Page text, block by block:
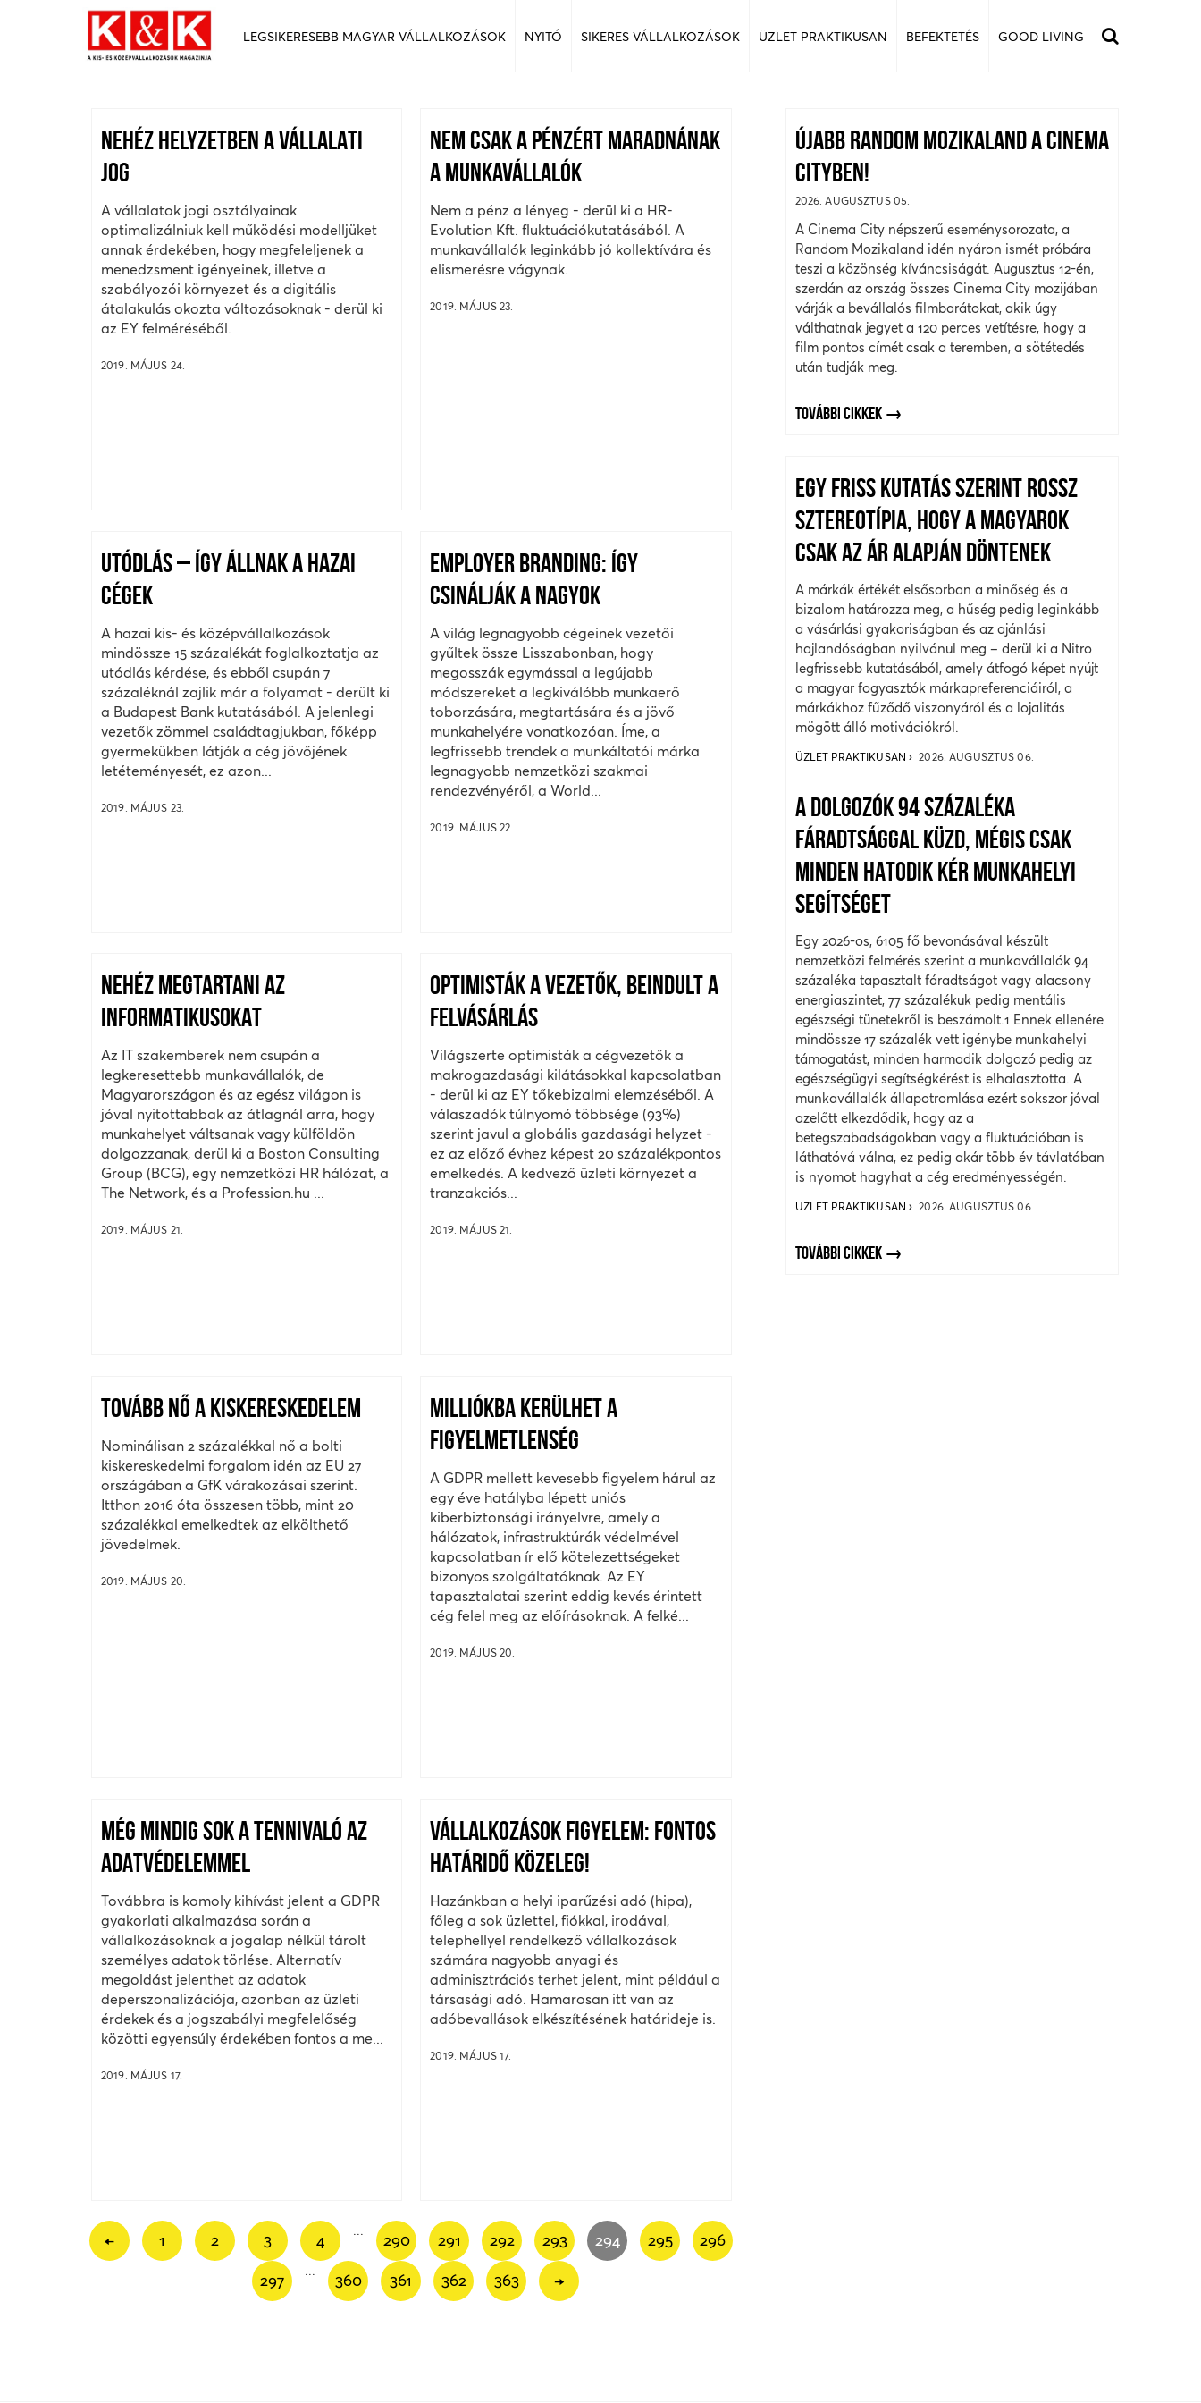
LEGSIKERESEBB MAGYAR VÁLLALKOZÁSOK NYITÓ SIKERES VÁLLALKOZÁSOK ÜZLET PRAKTIKUSAN BEFEKTETÉS GOOD LIVING
NEHÉZ HELYZETBEN A VÁLLALATI
JOG
A vállalatok jogi osztályainak
optimalizálniuk kell működési modelljüket
annak érdekében, hogy megfeleljenek a
menedzsment igényeinek, illetve a
szabályozói környezet és a digitális
átalakulás okozta változásoknak - derül ki
az EY felméréséből.
2019. MÁJUS 24.
NEM CSAK A PÉNZÉRT MARADNÁNAK
A MUNKAVÁLLALÓK
Nem a pénz a lényeg - derül ki a HR-
Evolution Kft. fluktuációkutatásából. A
munkavállalók leginkább jó kollektívára és
elismerésre vágynak.
2019. MÁJUS 23.
UTÓDLÁS – ÍGY ÁLLNAK A HAZAI
CÉGEK
A hazai kis- és középvállalkozások
mindössze 15 százalékát foglalkoztatja az
utódlás kérdése, és ebből csupán 7
százaléknál zajlik már a folyamat - derült ki
a Budapest Bank kutatásából. A jelenlegi
vezetők zömmel családtagjukban, főképp
gyermekükben látják a cég jövőjének
letéteményesét, ez azon...
2019. MÁJUS 23.
EMPLOYER BRANDING: ÍGY
CSINÁLJÁK A NAGYOK
A világ legnagyobb cégeinek vezetői
gyűltek össze Lisszabonban, hogy
megosszák egymással a legújabb
módszereket a legkiválóbb munkaerő
toborzására, megtartására és a jövő
munkahelyére vonatkozóan. Íme, a
legfrissebb trendek a munkáltatói márka
legnagyobb nemzetközi szakmai
rendezvényéről, a World...
2019. MÁJUS 22.
NEHÉZ MEGTARTANI AZ
INFORMATIKUSOKAT
Az IT szakemberek nem csupán a
legkeresettebb munkavállalók, de
Magyarországon és az egész világon is
jóval nyitottabbak az átlagnál arra, hogy
munkahelyet váltsanak vagy külföldön
dolgozzanak, derül ki a Boston Consulting
Group (BCG), egy nemzetközi HR hálózat, a
The Network, és a Profession.hu ...
2019. MÁJUS 21.
OPTIMISTÁK A VEZETŐK, BEINDULT A
FELVÁSÁRLÁS
Világszerte optimisták a cégvezetők a
makrogazdasági kilátásokkal kapcsolatban
- derül ki az EY tőkebizalmi elemzéséből. A
válaszadók túlnyomó többsége (93%)
szerint javul a globális gazdasági helyzet -
ez az előző évhez képest 20 százalékpontos
emelkedés. A kedvező üzleti környezet a
tranzakciós...
2019. MÁJUS 21.
TOVÁBB NŐ A KISKERESKEDELEM
Nominálisan 2 százalékkal nő a bolti
kiskereskedelmi forgalom idén az EU 27
országában a GfK várakozásai szerint.
Itthon 2016 óta összesen több, mint 20
százalékkal emelkedtek az elkölthető
jövedelmek.
2019. MÁJUS 20.
MILLIÓKBA KERÜLHET A
FIGYELMETLENSÉG
A GDPR mellett kevesebb figyelem hárul az
egy éve hatályba lépett uniós
kiberbiztonsági irányelvre, amely a
hálózatok, infrastruktúrák védelmével
kapcsolatban ír elő kötelezettségeket
bizonyos szolgáltatóknak. Az EY
tapasztalatai szerint eddig kevés érintett
cég felel meg az előírásoknak. A felké...
2019. MÁJUS 20.
MÉG MINDIG SOK A TENNIVALÓ AZ
ADATVÉDELEMMEL
Továbbra is komoly kihívást jelent a GDPR
gyakorlati alkalmazása során a
vállalkozásoknak a jogalap nélkül tárolt
személyes adatok törlése. Alternatív
megoldást jelenthet az adatok
deperszonalizációja, azonban az üzleti
érdekek és a jogszabályi megfelelőség
közötti egyensúly érdekében fontos a me...
2019. MÁJUS 17.
VÁLLALKOZÁSOK FIGYELEM: FONTOS
HATÁRIDŐ KÖZELEG!
Hazánkban a helyi iparűzési adó (hipa),
főleg a sok üzlettel, fiókkal, irodával,
telephellyel rendelkező vállalkozások
számára nagyobb anyagi és
adminisztrációs terhet jelent, mint például a
társasági adó. Hamarosan itt van az
adóbevallások elkészítésének határideje is.
2019. MÁJUS 17.
← 1 2 3 4 290 291 292 293 294 295 296
297 360 361 362 363 →
ÚJABB RANDOM MOZIKALAND A CINEMA
CITYBEN!
2026. AUGUSZTUS 05.
A Cinema City népszerű eseménysorozata, a
Random Mozikaland idén nyáron ismét próbára
teszi a közönség kíváncsiságát. Augusztus 12-én,
szerdán az ország összes Cinema City mozijában
várják a bevállalós filmbarátokat, akik úgy
válthatnak jegyet a 120 perces vetítésre, hogy a
film pontos címét csak a teremben, a sötétedés
után tudják meg.
TOVÁBBI CIKKEK
EGY FRISS KUTATÁS SZERINT ROSSZ
SZTEREOTÍPIA, HOGY A MAGYAROK
CSAK AZ ÁR ALAPJÁN DÖNTENEK
A márkák értékét elsősorban a minőség és a
bizalom határozza meg, a hűség pedig leginkább
a vásárlási gyakoriságban és az ajánlási
hajlandóságban nyilvánul meg – derül ki a Nitro
legfrissebb kutatásából, amely átfogó képet nyújt
a magyar fogyasztók márkapreferenciáiról, a
márkákhoz fűződő viszonyáról és a lojalitás
mögött álló motivációkról.
ÜZLET PRAKTIKUSAN 2026. AUGUSZTUS 06.
A DOLGOZÓK 94 SZÁZALÉKA
FÁRADTSÁGGAL KÜZD, MÉGIS CSAK
MINDEN HATODIK KÉR MUNKAHELYI
SEGÍTSÉGET
Egy 2026-os, 6105 fő bevonásával készült
nemzetközi felmérés szerint a munkavállalók 94
százaléka tapasztalt fáradtságot vagy alacsony
energiaszintet, 77 százalékuk pedig mentális
egészségi tünetekről is beszámolt.1 Ennek ellenére
mindössze 17 százalék vett igénybe munkahelyi
támogatást, minden harmadik dolgozó pedig az
egészségügyi segítségkérést is elhalasztotta. A
munkavállalók állapotromlása ezért sokszor jóval
azelőtt elkezdődik, hogy az a
betegszabadságokban vagy a fluktuációban is
láthatóvá válna, ez pedig akár több év távlatában
is nyomot hagyhat a cég eredményességén.
ÜZLET PRAKTIKUSAN 2026. AUGUSZTUS 06.
TOVÁBBI CIKKEK